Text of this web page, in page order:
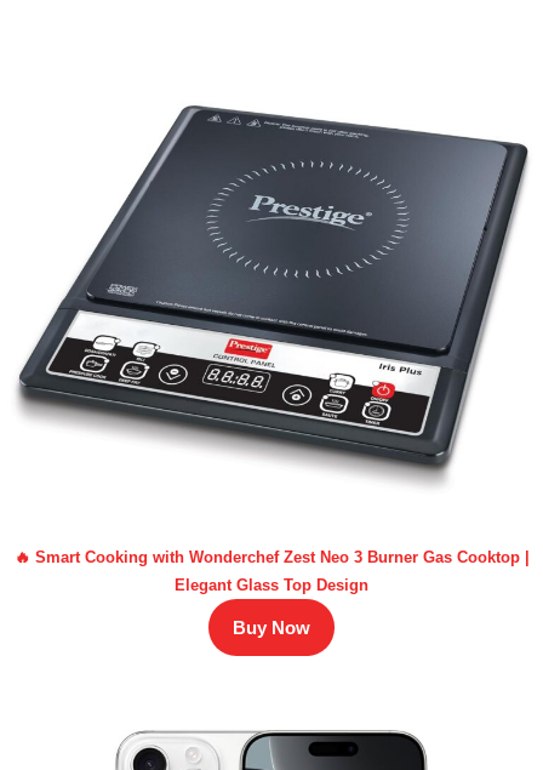
🔥 Smart Cooking with Wonderchef Zest Neo 3 Burner Gas Cooktop |
Elegant Glass Top Design
Buy Now